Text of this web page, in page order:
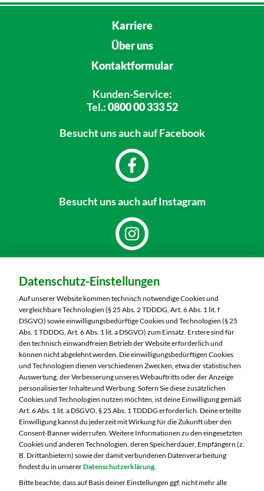
Karriere
Über uns
Kontaktformular
Kunden-Service:
Tel.:0800 00 333 52
Besucht unsauch auf Facebook
Besucht unsauch auf Instagram
MARKTKAUF Nürnberg-Mögeldorf
Laufamholzstraße 40/42
90482 Nürnberg
Telefon:0911 54340
Markt ändern
Öffnungszeiten diese Woche:
Mo:
08:00 – 20:00 Uhr
Di:
08:00 – 20:00 Uhr
Mi:
08:00 – 20:00 Uhr
Do:
08:00 – 20:00 Uhr
Fr:
08:00 – 20:00 Uhr
Datenschutz-Einstellungen
Auf unserer Website kommen technisch notwendige Cookies und
vergleichbare Technologien (§ 25 Abs. 2 TDDDG, Art. 6 Abs. 1 lit. f
DSGVO) sowie einwilligungsbedürftige Cookies und Technologien (§ 25
Abs. 1 TDDDG, Art. 6 Abs. 1 lit. a DSGVO) zum Einsatz. Erstere sind für
den technisch einwandfreien Betrieb der Website erforderlich und
können nicht abgelehnt werden. Die einwilligungsbedürftigen Cookies
und Technologien dienen verschiedenen Zwecken, etwa der statistischen
Auswertung, der Verbesserung unseres Webauftritts oder der Anzeige
personalisierter Inhalte und Werbung. Sofern Sie diese zusätzlichen
Cookies und Technologien nutzen möchten, ist deine Einwilligung gemäß
Art. 6 Abs. 1 lit. a DSGVO, § 25 Abs. 1 TDDDG erforderlich. Deine erteilte
Einwilligung kannst du jederzeit mit Wirkung für die Zukunft über den
Consent-Banner widerrufen. Weitere Informationen zu den eingesetzten
Cookies und anderen Technologien, deren Speicherdauer, Empfängern (z.
B. Drittanbietern) sowie der damit verbundenen Datenverarbeitung
findest du in unsererDatenschutzerklärung.
Bitte beachte, dass auf Basis deiner Einstellungen ggf. nicht mehr alle